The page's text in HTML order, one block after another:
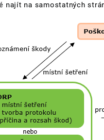
najít na samostatných